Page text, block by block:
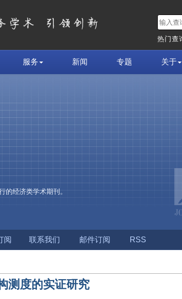
热门查
服务 新闻 专题 关于
的经济类学术期刊。
阅 联系我们 邮件订阅 RSS
测度的实证研究